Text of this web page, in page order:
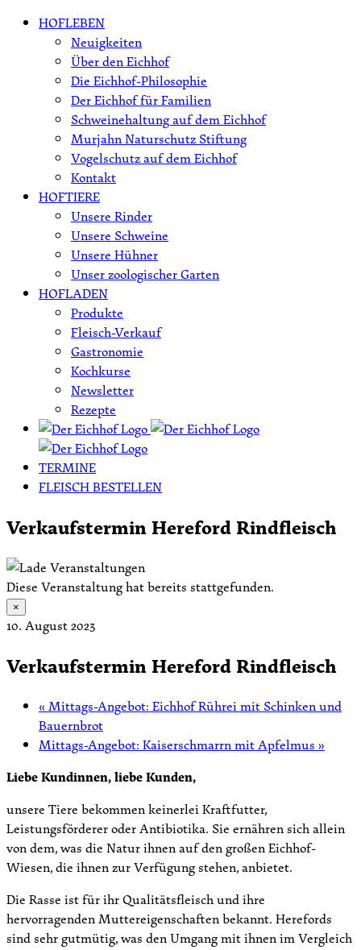
Skip HOFLEBEN
Neuigkeiten
Über den Eichhof
Die Eichhof-Philosophie
Der Eichhof für Familien
Schweinehaltung auf dem Eichhof
Murjahn Naturschutz Stiftung
Vogelschutz auf dem Eichhof
Kontakt
HOFTIERE
Unsere Rinder
Unsere Schweine
Unsere Hühner
Unser zoologischer Garten
HOFLADEN
Produkte
Fleisch-Verkauf
Gastronomie
Kochkurse
Newsletter
Rezepte
TERMINE
FLEISCH BESTELLEN
Verkaufstermin Hereford Rindfleisch
Diese Veranstaltung hat bereits stattgefunden.
×
10. August 2023
Verkaufstermin Hereford Rindfleisch
« Mittags-Angebot: Eichhof Rührei mit Schinken und
Bauernbrot
Mittags-Angebot: Kaiserschmarrn mit Apfelmus »
Liebe Kundinnen, liebe Kunden,
unsere Tiere bekommen keinerlei Kraftfutter,
Leistungsförderer oder Antibiotika. Sie ernähren sich allein
von dem, was die Natur ihnen auf den großen Eichhof-
Wiesen, die ihnen zur Verfügung stehen, anbietet.
Die Rasse ist für ihr Qualitätsfleisch und ihre
hervorragenden Muttereigenschaften bekannt. Herefords
sind sehr gutmütig, was den Umgang mit ihnen im Vergleich